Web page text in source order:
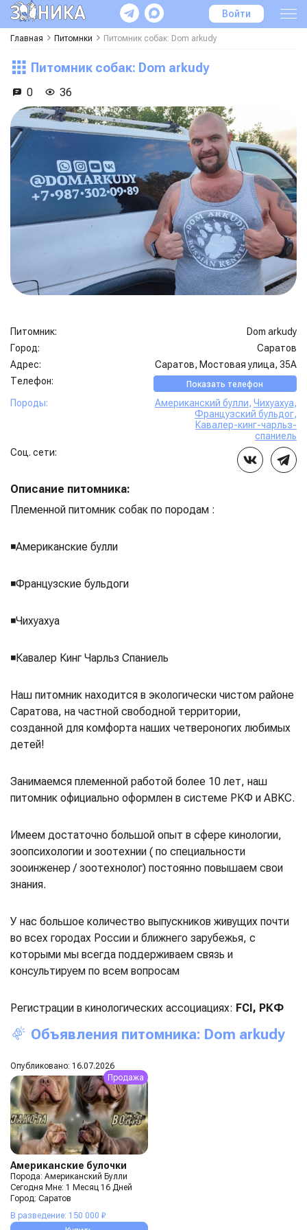
Войти
Главная Питомнки Питомник собак: Dom arkudy
Питомник собак: Dom arkudy
0 36
Питомник:
Dom arkudy
Город:
Саратов
Адрес:
Саратов, Мостовая улица, 35А
Телефон:
Показать телефон
Породы: Американский булли, Чихуахуа,
Французский бульдог,
Кавалер-кинг-чарльз-
спаниель
Соц. сети:
Описание питомника:
Племенной питомник собак по породам :
◾️Американские булли
◾️Французские бульдоги
◾️Чихуахуа
◾️Кавалер Кинг Чарльз Спаниель
Наш питомник находится в экологически чистом районе
Саратова, на частной свободной территории,
созданной для комфорта наших четвероногих любимых
детей!
Занимаемся племенной работой более 10 лет, наш
питомник официально оформлен в системе РКФ и ABKC.
Имеем достаточно большой опыт в сфере кинологии,
зоопсихологии и зоотехнии ( по специальности
зооинженер / зоотехнолог) постоянно повышаем свои
знания.
У нас большое количество выпускников живущих почти
во всех городах России и ближнего зарубежья, с
которыми мы всегда поддерживаем связь и
консультируем по всем вопросам
Регистрации в кинологических ассоциациях: FCI, РКФ
Объявления питомника: Dom arkudy
Опубликовано: 16.07.2026
Продажа
Американские булочки
Порода: Американский Булли
Сегодня Мне: 1 Месяц 16 Дней
Город: Саратов
В разведение: 150 000 ₽